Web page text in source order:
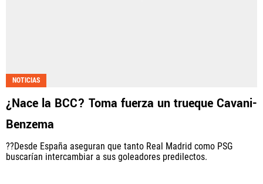
NOTICIAS
¿Nace la BCC? Toma fuerza un trueque Cavani-
Benzema
??Desde España aseguran que tanto Real Madrid como PSG
buscarían intercambiar a sus goleadores predilectos.